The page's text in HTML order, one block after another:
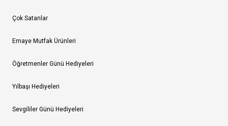
Çok Satanlar
Emaye Mutfak Ürünleri
Öğretmenler Günü Hediyeleri
Yılbaşı Hediyeleri
Sevgililer Günü Hediyeleri